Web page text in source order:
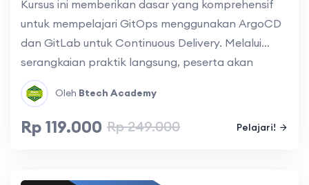
Kursus ini memberikan dasar yang komprehensif
untuk mempelajari GitOps menggunakan ArgoCD
dan GitLab untuk Continuous Delivery. Melalui
serangkaian praktik langsung, peserta akan
belajar tentang manajemen infrastruktur dan
aplikasi secara deklaratif, otomatisasi penerapan
perubahan, serta penggunaan ArgoCD dan
GitLab untuk mengimplementasikan pipeline
Kursus ini dirancang untuk membantu peserta
Oleh Btech Academy
Rp 119.000 Rp 249.000 Pelajari!